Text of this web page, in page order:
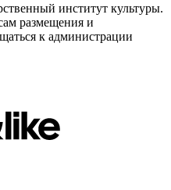
институт культуры.
размещения и
к администрации